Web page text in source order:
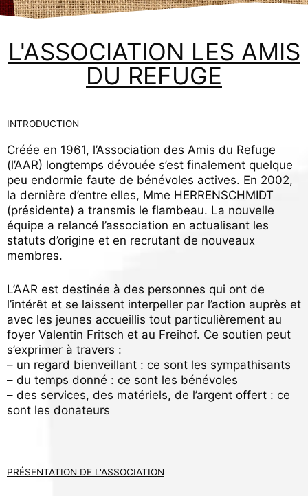
L'ASSOCIATION LES AMIS
DU REFUGE
INTRODUCTION
Créée en 1961, l’Association des Amis du Refuge
(l’AAR) longtemps dévouée s’est finalement quelque
peu endormie faute de bénévoles actives. En 2002,
la dernière d’entre elles, Mme HERRENSCHMIDT
(présidente) a transmis le flambeau. La nouvelle
équipe a relancé l’association en actualisant les
statuts d’origine et en recrutant de nouveaux
membres.
L’AAR est destinée à des personnes qui ont de
l’intérêt et se laissent interpeller par l’action auprès et
avec les jeunes accueillis tout particulièrement au
foyer Valentin Fritsch et au Freihof. Ce soutien peut
s’exprimer à travers :
– un regard bienveillant : ce sont les sympathisants
– du temps donné : ce sont les bénévoles
– des services, des matériels, de l’argent offert : ce
sont les donateurs
PRÉSENTATION DE L'ASSOCIATION